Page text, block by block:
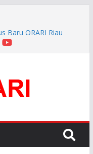
Baru ORARI Riau
Diskominfotik
)
Resmi Pimpin ORARI
Langsung
III Bengkalis